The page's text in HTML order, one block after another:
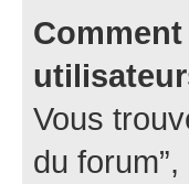
Vous
du forum”,